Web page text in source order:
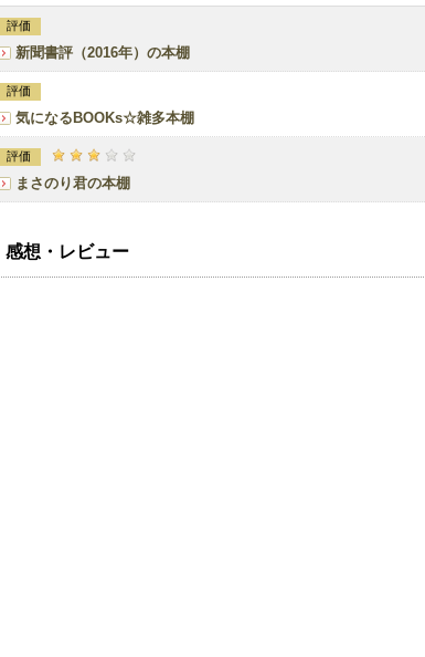
評価
新聞書評（2016年）の本棚
評価
気になるBOOKs☆雑多本棚
評価
まさのり君の本棚
感想・レビュー